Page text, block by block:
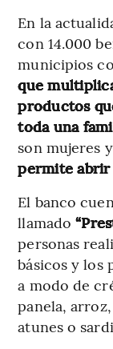
En la
con 14.000
municipios
que
productos
toda una
son mujeres
permite abrir
El banco
llamado
personas
básicos y los
a modo de
panela,
atunes o